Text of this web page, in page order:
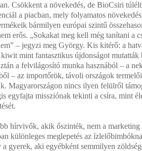
Csökkent a növekedés, de BioCsiri
a piacban, mely folyamatos
bármilyen európai szintű
erős. „Sokakat meg kell még tanítani a
– jegyzi meg György. Kis kitérő: a
mint fantasztikus újdonságot mutatták
a felvilágosító munka hasznából – a
– az importőrök, távoli országok
Magyarországon nincs ilyen felülről
egyfajta missziónak tekinti a csíra, mint
hírvivők, akik őszinték, nem a marketing
különleges meglepetés az
gyerek, aki egyébként semmilyen